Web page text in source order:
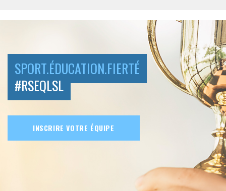
SPORT.ÉDUCATION.FIERTÉ
#RSEQLSL
INSCRIRE VOTRE ÉQUIPE